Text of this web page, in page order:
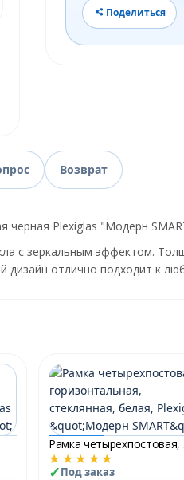
Поделиться
Возврат
черная Plexiglas "Модерн
с зеркальным эффектом.
дизайн отлично подходит к
Рамка
★★★★★
Под заказ